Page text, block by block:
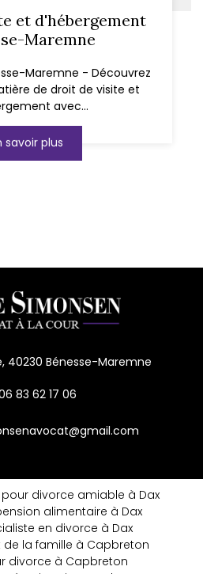
et d'hébergement
Maremne
Maremne - Découvrez
de droit de visite et
avec...
savoir plus
40230 Bénesse-Maremne
83 62 17 06
divorce amiable à Dax
alimentaire à Dax
en divorce à Dax
la famille à Capbreton
divorce à Capbreton